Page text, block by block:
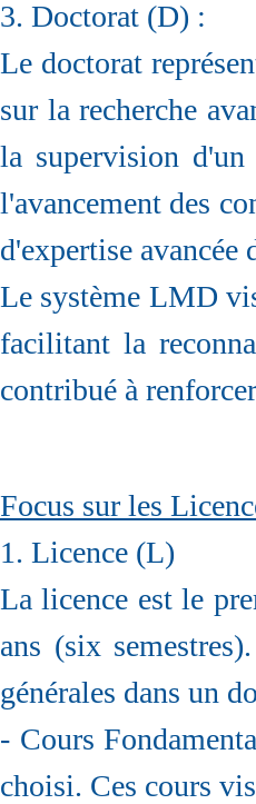
3. Doctorat (D) :
Le doctorat
sur la recherche
la supervision
l'avancement des
d'expertise avancée
Le système LMD
facilitant la
contribué à
Focus sur les
1. Licence (L)
La licence est le
ans (six
générales dans un
- Cours
choisi. Ces cours